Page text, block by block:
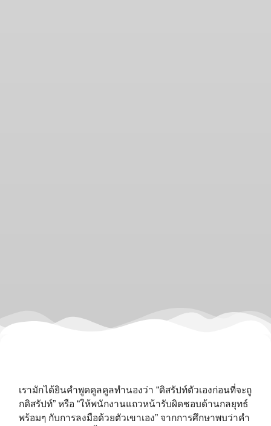
เรามักได้ยินคำพูดคูลคูลทำนองว่า “ดิสรัปท์ตัวเองก่อนที่จะถู
กดิสรัปท์” หรือ “ให้พนักงานแถวหน้ารับผิดชอบด้านกลยุทธ์
พร้อมๆ กับการลงมือด้วยตัวเขาเอง” จากการศึกษาพบว่าคำ